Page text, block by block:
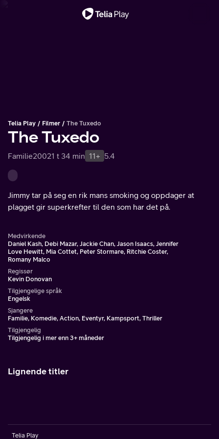
Telia Play Filmer The Tuxedo
The Tuxedo
Familie20021 t 34 min 11+ 5.4
Jimmy tar på seg en rik mans smoking og oppdager at
plagget gir superkrefter til den som har det på.
Medvirkende
Daniel Kash, Debi Mazar, Jackie Chan, Jason Isaacs, Jennifer
Love Hewitt, Mia Cottet, Peter Stormare, Ritchie Coster,
Romany Malco
Regissør
Kevin Donovan
Tilgjengelige språk
Engelsk
Sjangere
Familie, Komedie, Action, Eventyr, Kampsport, Thriller
Tilgjengelig
Tilgjengelig i mer enn 3+ måneder
Lignende titler
Telia Play